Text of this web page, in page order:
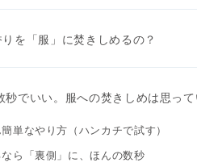
を「服」に焚きしめるの？
でいい。服への焚きしめは思って
単なやり方（ハンカチで試す）
ら「裏側」に、ほんの数秒